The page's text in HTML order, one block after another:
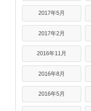
2017年5月
2017年2月
2016年11月
2016年8月
2016年5月